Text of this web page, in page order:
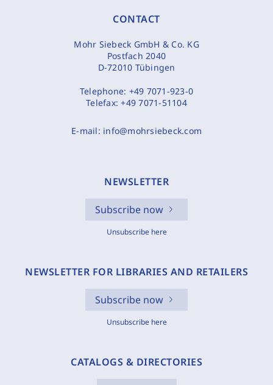
CONTACT
Mohr Siebeck GmbH & Co. KG
Postfach 2040
D-72010 Tübingen
Telephone: +49 7071-923-0
Telefax:+49 7071-51104
E-mail: info@mohrsiebeck.com
NEWSLETTER
Subscribe now
Unsubscribe here
NEWSLETTER FOR LIBRARIES AND RETAILERS
Subscribe now
Unsubscribe here
CATALOGS & DIRECTORIES